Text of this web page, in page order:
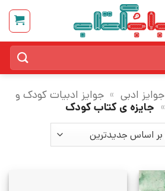
جوایز ادبی » جوایز ادبیات کودک و
» جایزه ی کتاب کودک